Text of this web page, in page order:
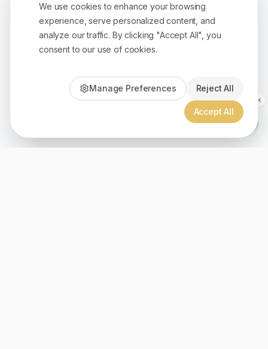
We use cookies to enhance your browsing
experience, serve personalized content, and
analyze our traffic. By clicking "Accept All", you
consent to our use of cookies.
Manage Preferences Reject All
Accept All